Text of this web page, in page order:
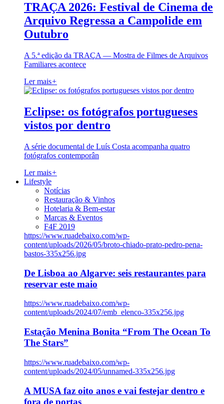
TRAÇA 2026: Festival de Cinema de
Arquivo Regressa a Campolide em
Outubro
A 5.ª edição da TRAÇA — Mostra de Filmes de Arquivos
Familiares acontece
Ler mais+
Eclipse: os fotógrafos portugueses
vistos por dentro
A série documental de Luís Costa acompanha quatro
fotógrafos contemporân
Ler mais+
Lifestyle
Notícias
Restauração & Vinhos
Hotelaria & Bem-estar
Marcas & Eventos
F4F 2019
https://www.ruadebaixo.com/wp-
content/uploads/2026/05/broto-chiado-prato-pedro-pena-
bastos-335x256.jpg
De Lisboa ao Algarve: seis restaurantes para
reservar este maio
https://www.ruadebaixo.com/wp-
content/uploads/2024/07/emb_elenco-335x256.jpg
Estação Menina Bonita “From The Ocean To
The Stars”
https://www.ruadebaixo.com/wp-
content/uploads/2024/05/unnamed-335x256.jpg
A MUSA faz oito anos e vai festejar dentro e
fora de portas